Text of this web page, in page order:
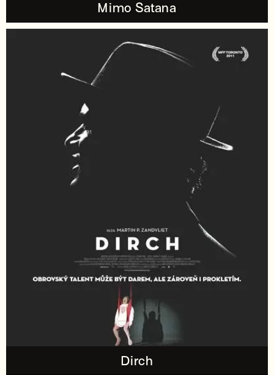
Mimo Satana
Dirch